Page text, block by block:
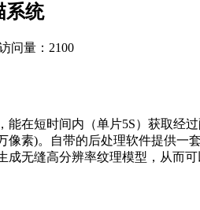
系统
问量：2100
能在短时间内（单片5S）获取经
像素)。自带的后处理软件提供一
成无缝高分辨率纹理模型，从而